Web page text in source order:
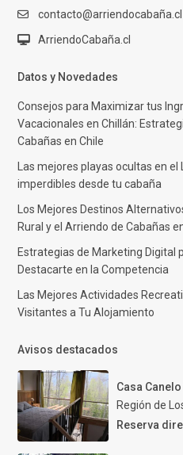
contacto@arriendocabaña.cl
ArriendoCabaña.cl
Datos y Novedades
Consejos para Maximizar tus
Vacacionales en Chillán:
Cabañas en Chile
Las mejores playas ocultas en el
imperdibles desde tu cabaña
Los Mejores Destinos
Rural y el Arriendo de Cabañas
Estrategias de Marketing Digital
Destacarte en la Competencia
Las Mejores Actividades
Visitantes a Tu Alojamiento
Avisos destacados
Casa
Región de
Reserva